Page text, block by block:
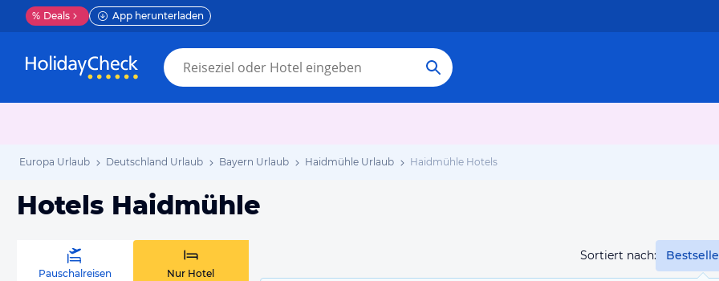
% Deals App herunterladen
Europa Urlaub Deutschland Urlaub Bayern Urlaub Haidmühle Urlaub Haidmühle Hotels
Hotels Haidmühle
Sortiert nach:
Pauschalreisen Nur Hotel